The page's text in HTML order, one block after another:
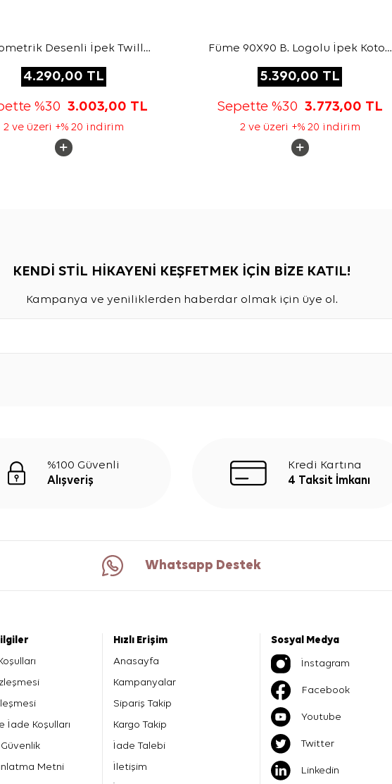
Desenli İpek Twill
4.290,00 TL
%30 3.003,00 TL
2 ve üzeri +% 20 indirim
Füme 90X90 B. Logolu İpek Koton
5.390,00 TL
Sepette %30 3.773,00 TL
2 ve üzeri +% 20 indirim
KENDİ STİL HİKAYENİ KEŞFETMEK İÇİN BİZE KATIL!
Kampanya ve yeniliklerden haberdar olmak için üye ol.
%100 Güvenli
Alışveriş
Kredi Kartına
4 Taksit İmkanı
Whatsapp Destek
İade Koşulları
Metni
Hızlı Erişim
Anasayfa
Kampanyalar
Sipariş Takip
Kargo Takip
İade Talebi
İletişim
Sosyal Medya
İnstagram
Facebook
Youtube
Twitter
Linkedin